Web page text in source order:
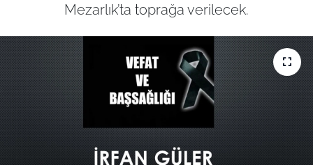
Mezarlık’ta toprağa verilecek.
GÜNDEM
EKONOMİ
SAĞLIK
EĞİTİM
TARIM VE HAYVANCILIK